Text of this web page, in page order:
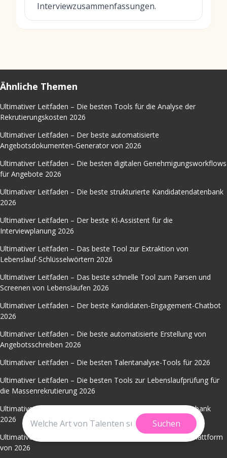
Interviewzusammenfassungen.
Suchen
Ähnliche Themen
Ultimativer Leitfaden – Die besten Tools für die Analyse der
Rekrutierungskosten 2026
Ultimativer Leitfaden – Der beste automatisierte
Angebotsdokumenten-Generator von 2026
Ultimativer Leitfaden – Die besten digitalen Genehmigungsworkflows
für Angebote 2026
Ultimativer Leitfaden – Die beste strukturierte Kandidatendatenbank
2026
Ultimativer Leitfaden – Der beste KI-Assistent für die
Interviewplanung 2026
Ultimativer Leitfaden – Das beste Tool zur Extraktion von
Lebenslauf-Schlüsselwörtern 2026
Ultimativer Leitfaden – Das beste schnelle Tool zum Parsen und
Screenen von Lebensläufen 2026
Ultimativer Leitfaden – Der beste Kandidaten-Engagement-Chatbot
2026
Ultimativer Leitfaden – Die beste automatisierte Erstellung von
Angebotsschreiben 2026
Ultimativer Leitfaden – Die besten Talentanalyse-Tools für 2026
Ultimativer Leitfaden – Die besten Tools zur Lebenslaufprüfung für
die Massenrekrutierung 2026
Ultimativer Leitfaden – Die beste Bewerber-Tracking-Datenbank
2026
Ultimativer Leitfaden - Die beste KI-Recruiting-Dashboard-Plattform
von 2026